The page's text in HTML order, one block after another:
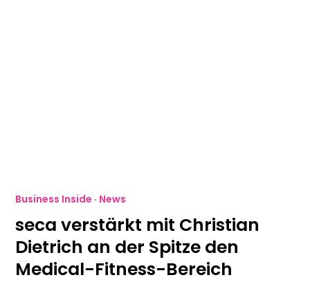
Business Inside · News
seca verstärkt mit Christian
Dietrich an der Spitze den
Medical-Fitness-Bereich